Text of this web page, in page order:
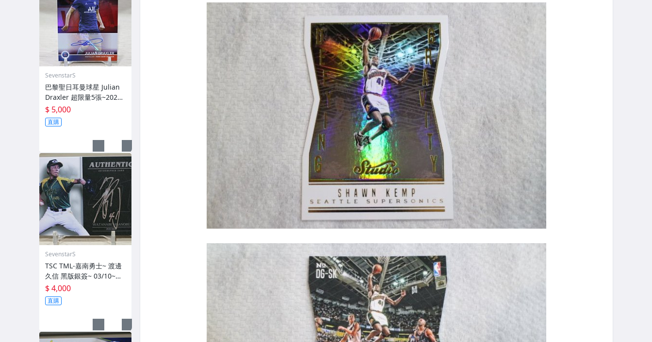
SevenstarS
巴黎聖日耳曼球星 Julian
Draxler 超限量5張~2021-
22 Topps Paris Saint-Ger
main SSP 亮面簽名卡~
$ 5,000
直購
SevenstarS
TSC TML-嘉南勇士~ 渡邊
久信 黑版銀簽~ 03/10~限
量10張 簽名卡~交換卡 已
換回~ 簽背號41~西武獅日
職3屆勝投王 勇士TML三冠
$ 4,000
直購